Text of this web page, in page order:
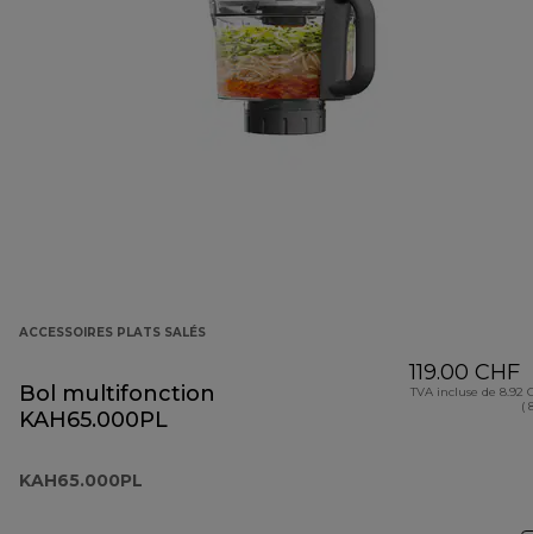
ACCESSOIRES PLATS SALÉS
Bol multifonction
KAH65.000PL
KAH65.000PL
119.00 CHF
TVA incluse de 8.92
(